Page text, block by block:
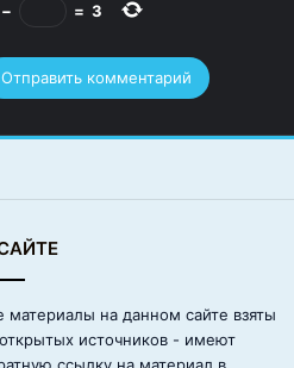
− = 3
материалы на данном сайте взяты
источников - имеют